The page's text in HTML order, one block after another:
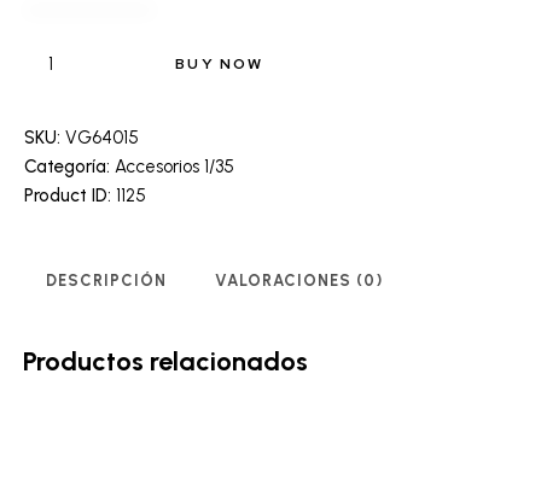
BUY NOW
SKU: VG64015
Categoría: Accesorios 1/35
Product ID: 1125
DESCRIPCIÓN VALORACIONES (0)
Productos relacionados